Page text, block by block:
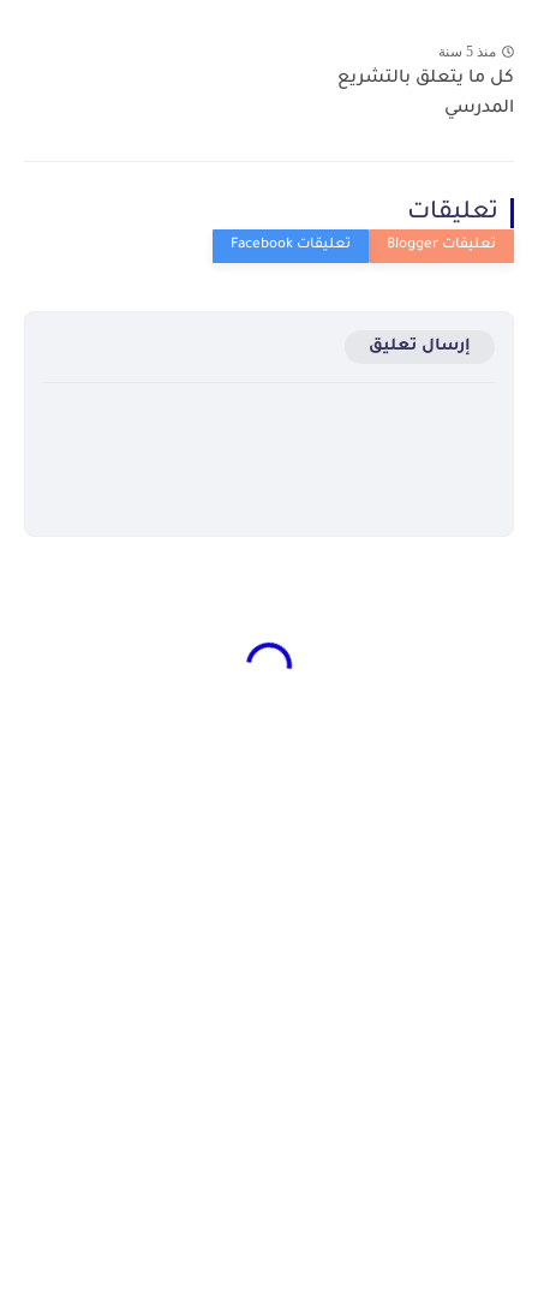
منذ 5 سنة
كل ما يتعلق بالتشريع
المدرسي
تعليقات
إرسال تعليق